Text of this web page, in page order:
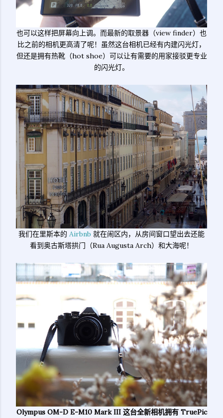
也可以这样把屏幕向上调。而最新的取景器（view finder）也
比之前的相机更高清了呢！虽然这台相机已经有内建闪光灯，
但还是拥有热靴（hot shoe）可以让有需要的用家接驳更专业
的闪光灯。
我们在里斯本的 Airbnb 就在闹区内，从房间窗口望出去还能
看到奥古斯塔拱门（Rua Augusta Arch）和大海呢！
Olympus OM-D E-M10 Mark III 这台全新相机拥有 TruePic